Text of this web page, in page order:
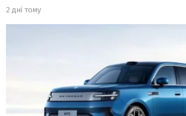
2 дні тому